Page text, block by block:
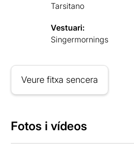
Tarsitano
Vestuari:
Singermornings
Veure fitxa sencera
Fotos i vídeos